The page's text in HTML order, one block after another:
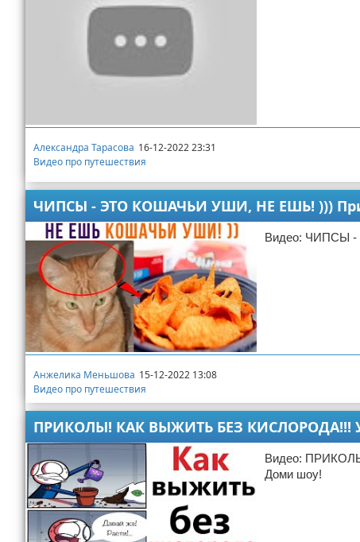
Александра Тарасова 16-12-2022 23:31
Видео про путешествия
ЧИПСЫ - ЭТО КОШАЧЬИ УШИ, НЕ ЕШЬ! )))
Видео: ЧИПСЫ -
Анжелика Меньшова 15-12-2022 13:08
Видео про путешествия
ПРИКОЛЫ! КАК ВЫЖИТЬ БЕЗ КИСЛОРОДА!!!
Видео:
Доми шоу!